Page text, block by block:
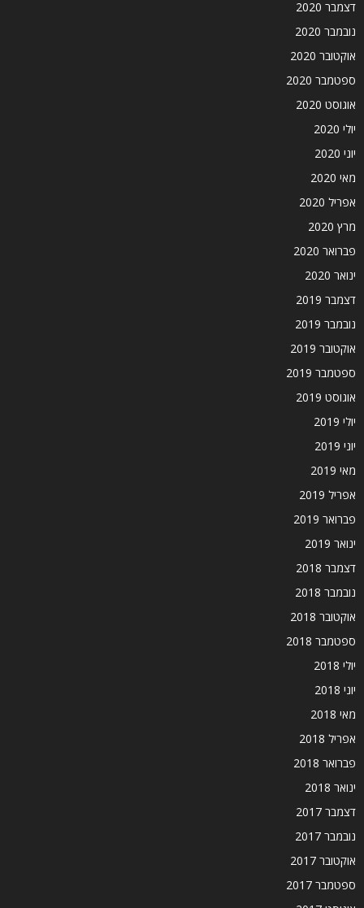
דצמבר 2020
נובמבר 2020
אוקטובר 2020
ספטמבר 2020
אוגוסט 2020
יולי 2020
יוני 2020
מאי 2020
אפריל 2020
מרץ 2020
פברואר 2020
ינואר 2020
דצמבר 2019
נובמבר 2019
אוקטובר 2019
ספטמבר 2019
אוגוסט 2019
יולי 2019
יוני 2019
מאי 2019
אפריל 2019
פברואר 2019
ינואר 2019
דצמבר 2018
נובמבר 2018
אוקטובר 2018
ספטמבר 2018
יולי 2018
יוני 2018
מאי 2018
אפריל 2018
פברואר 2018
ינואר 2018
דצמבר 2017
נובמבר 2017
אוקטובר 2017
ספטמבר 2017